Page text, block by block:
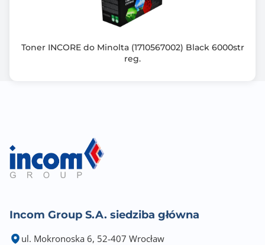
Toner INCORE do Minolta (1710567002) Black 6000str
reg.
Incom Group S.A. siedziba główna
ul. Mokronoska 6, 52-407 Wrocław